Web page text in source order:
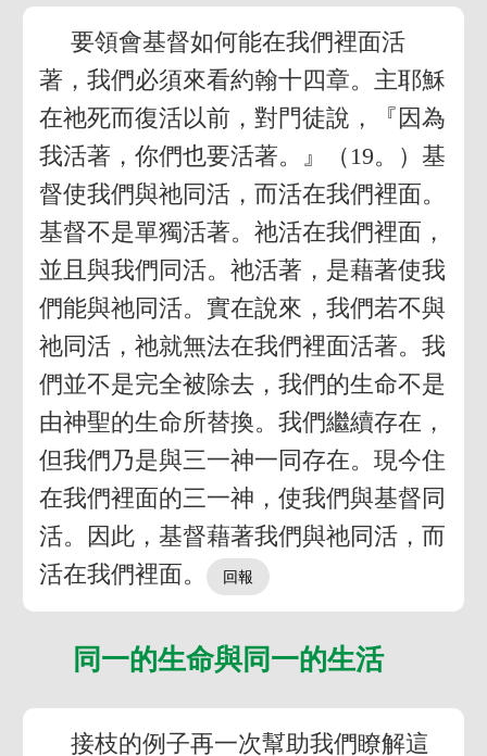
要領會基督如何能在我們裡面活
著，我們必須來看約翰十四章。主耶穌
在祂死而復活以前，對門徒說，『因為
我活著，你們也要活著。』（19。）基
督使我們與祂同活，而活在我們裡面。
基督不是單獨活著。祂活在我們裡面，
並且與我們同活。祂活著，是藉著使我
們能與祂同活。實在說來，我們若不與
祂同活，祂就無法在我們裡面活著。我
們並不是完全被除去，我們的生命不是
由神聖的生命所替換。我們繼續存在，
但我們乃是與三一神一同存在。現今住
在我們裡面的三一神，使我們與基督同
活。因此，基督藉著我們與祂同活，而
活在我們裡面。
同一的生命與同一的生活
接枝的例子再一次幫助我們瞭解這